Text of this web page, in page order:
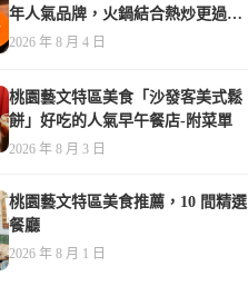
年人氣品牌，火鍋結合熱炒更過
癮！-附菜單
2026 年 8 月 4 日
桃園藝文特區美食「沙發客美式鬆
餅」好吃的人氣早午餐店-附菜單
2026 年 8 月 3 日
桃園藝文特區美食推薦，10 間精選
餐廳
2026 年 8 月 1 日